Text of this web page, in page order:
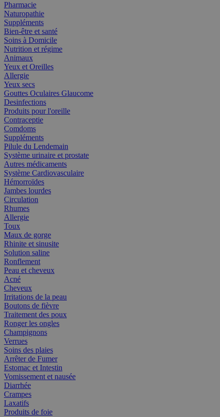
Pharmacie
Naturopathie
Suppléments
Bien-être et santé
Soins à Domicile
Nutrition et régime
Animaux
Yeux et Oreilles
Allergie
Yeux secs
Gouttes Oculaires Glaucome
Desinfections
Produits pour l'oreille
Contraceptie
Comdoms
Suppléments
Pilule du Lendemain
Système urinaire et prostate
Autres médicaments
Système Cardiovasculaire
Hémorroïdes
Jambes lourdes
Circulation
Rhumes
Allergie
Toux
Maux de gorge
Rhinite et sinusite
Solution saline
Ronflement
Peau et cheveux
Acné
Cheveux
Irritations de la peau
Boutons de fièvre
Traitement des poux
Ronger les ongles
Champignons
Verrues
Soins des plaies
Arrêter de Fumer
Estomac et Intestin
Vomissement et nausée
Diarrhée
Crampes
Laxatifs
Produits de foie